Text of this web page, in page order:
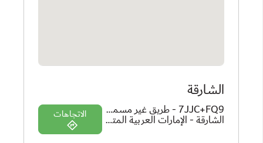
الشارقة
7JJC+FQ9 - طريق غير مسمى -
الشارقة - الإمارات العربية المتحدة الاتجاهات